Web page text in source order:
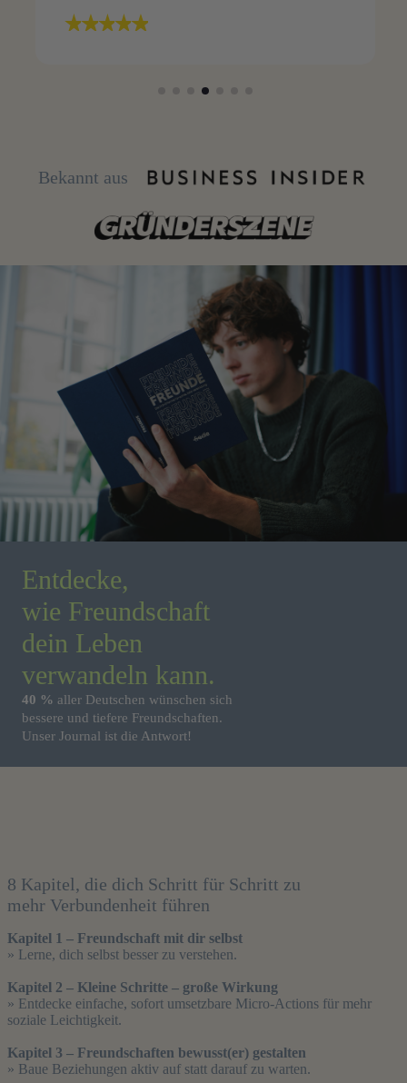
Bekannt aus
Entdecke,
wie Freundschaft
dein Leben
verwandeln kann.
40 % aller Deutschen wünschen sich
bessere und tiefere Freundschaften.
Unser Journal ist die Antwort!
8 Kapitel, die dich Schritt für Schritt zu
mehr Verbundenheit führen
Kapitel 1 – Freundschaft mit dir selbst
» Lerne, dich selbst besser zu verstehen.
Kapitel 2 – Kleine Schritte – große Wirkung
» Entdecke einfache, sofort umsetzbare Micro-Actions für mehr
soziale Leichtigkeit.
Kapitel 3 – Freundschaften bewusst(er) gestalten
» Baue Beziehungen aktiv auf statt darauf zu warten.